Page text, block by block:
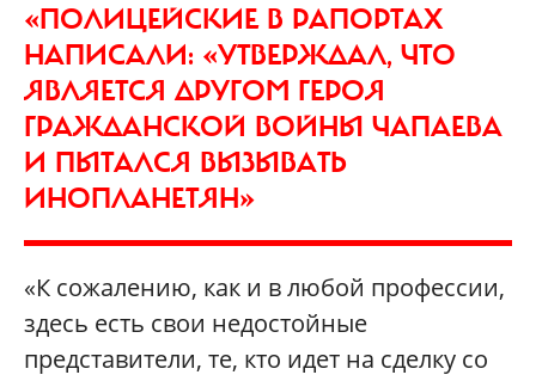
«ПОЛИЦЕЙСКИЕ В РАПОРТАХ
НАПИСАЛИ: «УТВЕРЖДАЛ, ЧТО
ЯВЛЯЕТСЯ ДРУГОМ ГЕРОЯ
ГРАЖДАНСКОЙ ВОЙНЫ ЧАПАЕВА
И ПЫТАЛСЯ ВЫЗЫВАТЬ
ИНОПЛАНЕТЯН»
«К сожалению, как и в любой профессии,
здесь есть свои недостойные
представители, те, кто идет на сделку со